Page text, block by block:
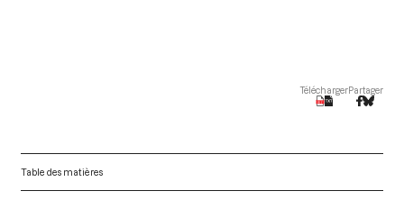
TéléchargerPartager
Table des matières